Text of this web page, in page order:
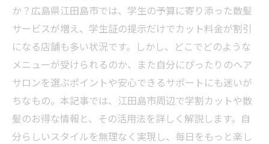
か？広島県江田島市では、学生の予算に寄り添った散髪
サービスが増え、学生証の提示だけでカット料金が割引
になる店舗も多い状況です。しかし、どこでどのような
メニューが受けられるのか、また自分にぴったりのヘア
サロンを選ぶポイントや安心できるサポートにも迷いが
ちなもの。本記事では、江田島市周辺で学割カットや散
髪のお得な情報と、その活用法を詳しく解説します。自
分らしいスタイルを無理なく実現し、毎日をもっと楽し